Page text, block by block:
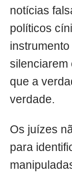
notícias
políticos
silenciarem
que a
verdade.
Os juízes
para